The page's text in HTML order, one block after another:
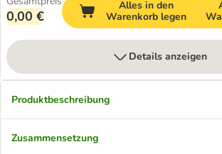
0,00 €
Alles in den
Warenkorb legen
Details anzeigen
Produktbeschreibung
Zusammensetzung